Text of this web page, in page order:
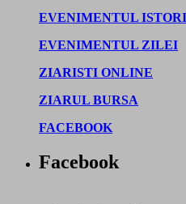
EVENIMENTUL
EVENIMENTUL ZILEI
ZIARISTI ONLINE
ZIARUL BURSA
FACEBOOK
Facebook